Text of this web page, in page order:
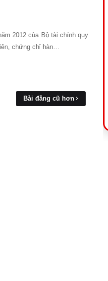
2012 của Bộ tài chính quy
chứng chỉ hàn…
Bài đăng cũ hơn